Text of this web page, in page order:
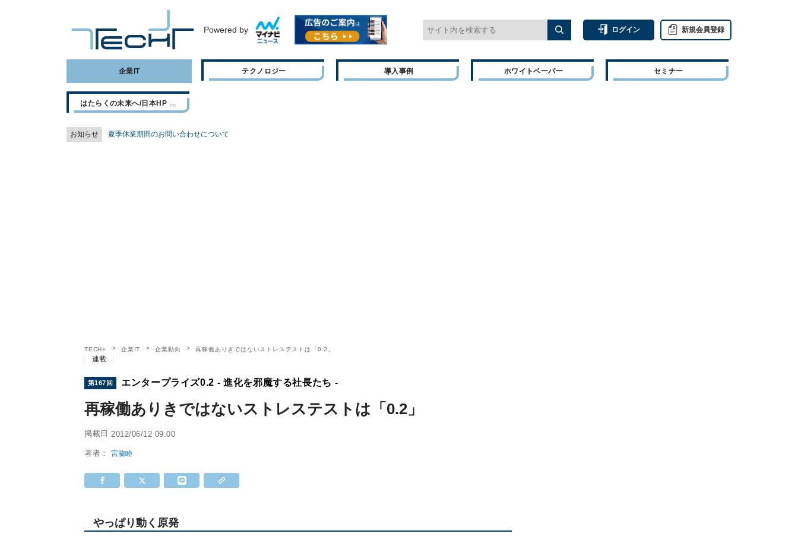
Powered by ログイン 新規会員登録
企業IT テクノロジー 導入事例 ホワイトペーパー セミナー
はたらくの未来へ/日本HP
お知らせ 夏季休業期間のお問い合わせについて
TECH+ 企業IT 企業動向 再稼働ありきではないストレステストは「0.2」
連載
第167回 エンタープライズ0.2 - 進化を邪魔する社長たち -
再稼働ありきではないストレステストは「0.2」
掲載日 2012/06/12 09:00
著者：宮脇睦
やっぱり動く原発